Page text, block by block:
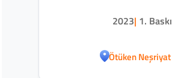
2023| 1. Baskı
Ötüken Neşriyat